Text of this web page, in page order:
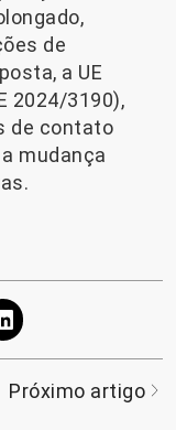
de
a UE
2024/3190),
de contato
mudança
Próximo artigo